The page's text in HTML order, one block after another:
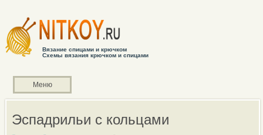
Вязание спицами и крючком
Схемы вязания крючком и спицами
Меню
Эспадрильи с кольцами